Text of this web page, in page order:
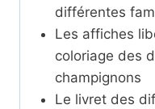
différentes
Les affiches
coloriage des
champignons
Le livret des